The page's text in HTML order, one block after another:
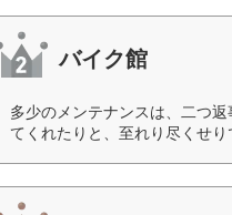
バイク館
多少のメンテナンスは、二つ
てくれたりと、至れり尽くせり